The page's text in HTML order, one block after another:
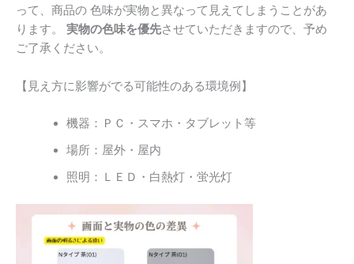
って、商品の 色味が実物と異なって見えてしまうことがあ
ります。 実物の色味を優先させていただきますので、予め
ご了承ください。
【見え方に影響がでる可能性のある環境例】
機器：ＰＣ・スマホ・タブレット等
場所：屋外・屋内
照明：ＬＥＤ・白熱灯・蛍光灯